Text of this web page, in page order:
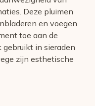
Deze pluimen
en voegen
toe aan de
gebruikt in sieraden
zijn esthetische